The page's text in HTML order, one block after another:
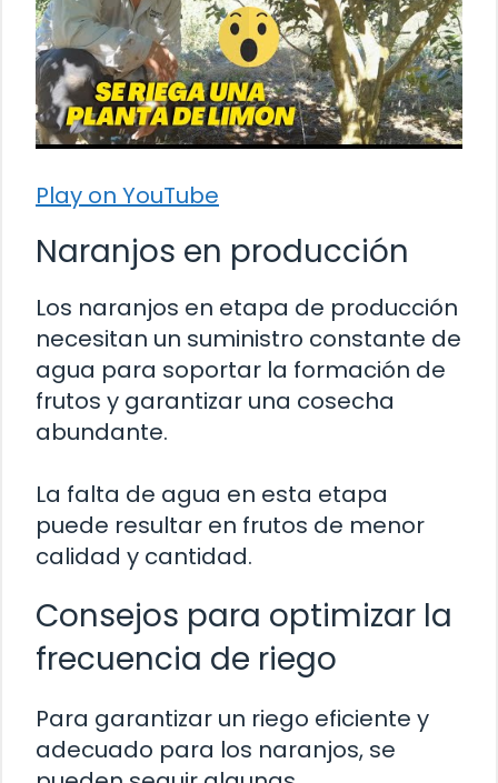
Play on YouTube
Naranjos en producción
Los naranjos en etapa de producción
necesitan un suministro constante de
agua para soportar la formación de
frutos y garantizar una cosecha
abundante.
La falta de agua en esta etapa
puede resultar en frutos de menor
calidad y cantidad.
Consejos para optimizar la
frecuencia de riego
Para garantizar un riego eficiente y
adecuado para los naranjos, se